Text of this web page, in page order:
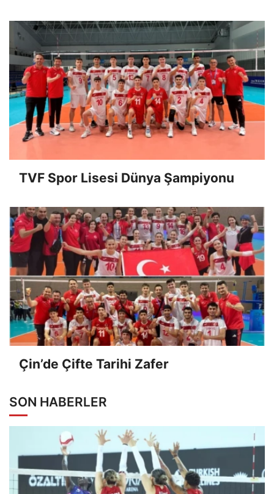
TVF Spor Lisesi Dünya Şampiyonu
Çin’de Çifte Tarihi Zafer
SON HABERLER